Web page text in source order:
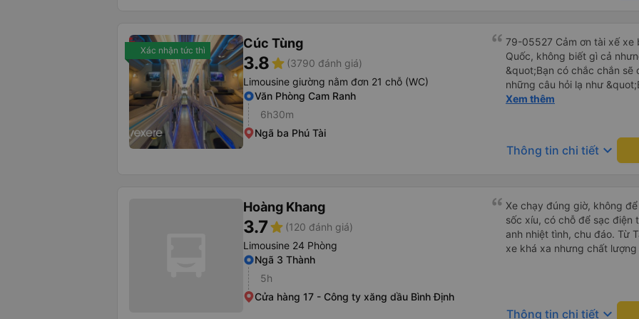
Xác nhận tức thì Cúc Tùng
3.8star (3790 đánh giá)
Limousine giường nằm đơn 21 chỗ (WC)
Văn Phòng Cam Ranh
6h30m
Ngã ba Phú Tài
79-05527 Cảm ơn tài xế xe
Quốc, không biết gì cả
&quot;Bạn có chắc chắn sẽ
những câu hỏi lạ như
sạn của chúng tôi
và thậm chí còn đón tôi tại
buổi sáng. ngu ngốc đến
buýt 79-05527 rất nhiều tài
không biết gì nhưng tài xế
liên tục hỏi trên Google
hỏi những câu hỏi kỳ lạ,
khách sạn của chúng tôi
vì tôi trông ngu ngốc quá..
Xem thêm
Thông tin chi tiết keyboard_arrow_down
Hoàng Khang
3.7star (120 đánh giá)
Limousine 24 Phòng
Ngã 3 Thành
5h
Cửa hàng 17 - Công ty xăng dầu Bình Định
Xe chạy đúng giờ, không
sốc xíu, có chỗ để sạc điện
anh nhiệt tình, chu đáo. Từ
xe khá xa nhưng chất
Thông tin chi tiết keyboard_arrow_down